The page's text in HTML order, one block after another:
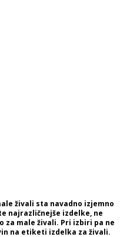
živali sta navadno izjemno
najrazličnejše izdelke, ne
za male živali. Pri izbiri pa ne
na etiketi izdelka za živali.